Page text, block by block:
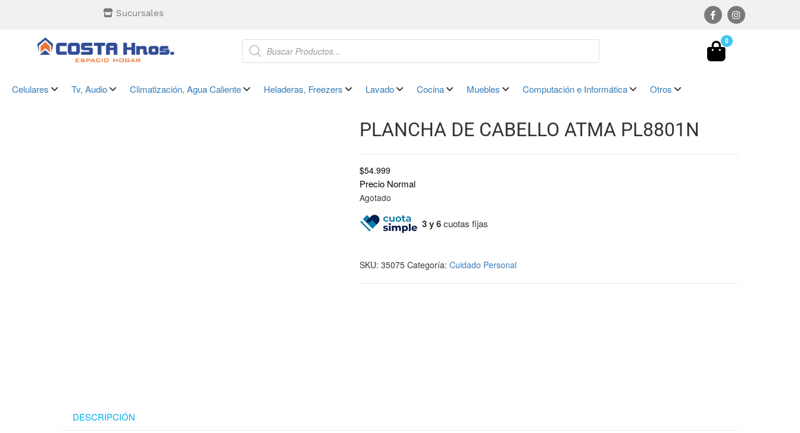
Sucursales
0
Celulares Tv, Audio Climatización, Agua Caliente Heladeras, Freezers Lavado Cocina Muebles Computación e Informática Otros
PLANCHA DE CABELLO ATMA PL8801N
$54.999
Precio Normal
Agotado
3 y 6cuotas fijas
SKU: 35075 Categoría: Cuidado Personal
DESCRIPCIÓN